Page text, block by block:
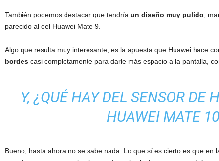
También podemos destacar que tendría un diseño muy pulido,
parecido al del Huawei Mate 9.
Algo que resulta muy interesante, es la apuesta que Huawei hace
bordes casi completamente para darle más espacio a la pantalla,
Y, ¿QUÉ HAY DEL SENSOR DE
HUAWEI MATE
Bueno, hasta ahora no se sabe nada. Lo que sí es cierto es que en